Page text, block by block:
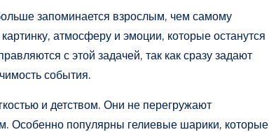
запоминается взрослым, чем самому
атмосферу и эмоции, которые останутся
с этой задачей, так как сразу задают
события.
и детством. Они не перегружают
Особенно популярны гелиевые шарики, которые